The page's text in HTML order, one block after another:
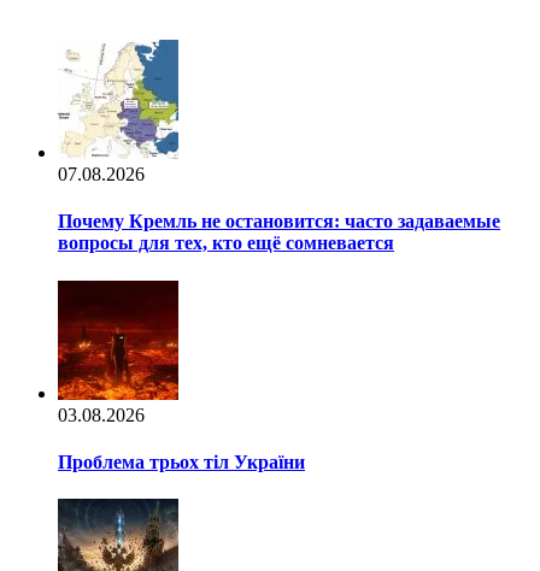
07.08.2026
Почему Кремль не остановится: часто задаваемые
вопросы для тех, кто ещё сомневается
03.08.2026
Проблема трьох тіл України